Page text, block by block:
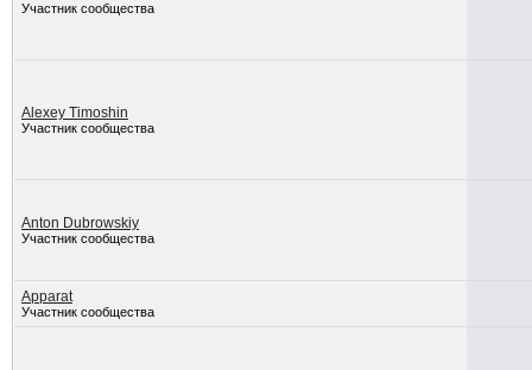
Участник сообщества
Alexey Timoshin
Участник сообщества
Anton Dubrowskiy
Участник сообщества
Apparat
Участник сообщества